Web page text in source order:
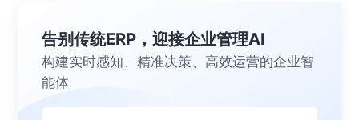
告别传统ERP，迎接企业管理AI
构建实时感知、精准决策、高效运营的企业智
能体